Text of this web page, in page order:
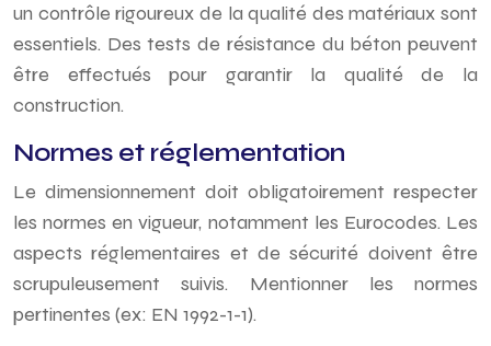
un contrôle rigoureux de la qualité des matériaux sont
essentiels. Des tests de résistance du béton peuvent
être effectués pour garantir la qualité de la
construction.
Normes et réglementation
Le dimensionnement doit obligatoirement respecter
les normes en vigueur, notamment les Eurocodes. Les
aspects réglementaires et de sécurité doivent être
scrupuleusement suivis. Mentionner les normes
pertinentes (ex: EN 1992-1-1).